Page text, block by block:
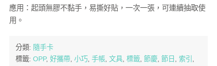
應用：起頭無膠不黏手，易撕好貼，一次一張，可連續抽取使
用。
分類: 隨手卡
標籤: OPP, 好攜帶, 小巧, 手帳, 文具, 標籤, 節慶, 節日 , 索引 ,